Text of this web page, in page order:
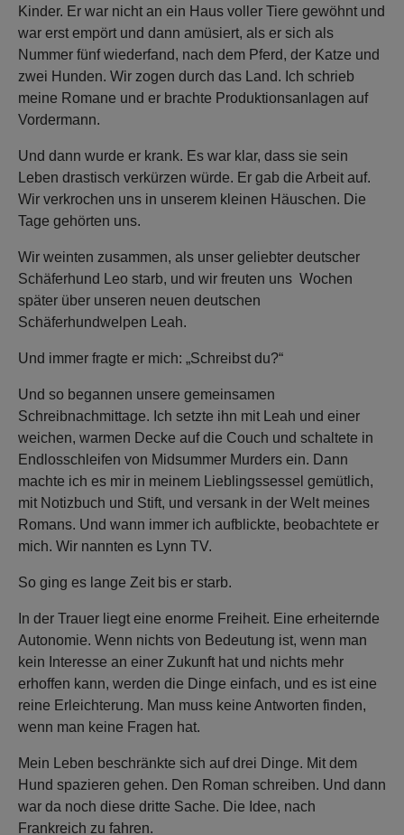
Kinder. Er war nicht an ein Haus voller Tiere gewöhnt und
war erst empört und dann amüsiert, als er sich als
Nummer fünf wiederfand, nach dem Pferd, der Katze und
zwei Hunden. Wir zogen durch das Land. Ich schrieb
meine Romane und er brachte Produktionsanlagen auf
Vordermann.
Und dann wurde er krank. Es war klar, dass sie sein
Leben drastisch verkürzen würde. Er gab die Arbeit auf.
Wir verkrochen uns in unserem kleinen Häuschen. Die
Tage gehörten uns.
Wir weinten zusammen, als unser geliebter deutscher
Schäferhund Leo starb, und wir freuten uns Wochen
später über unseren neuen deutschen
Schäferhundwelpen Leah.
Und immer fragte er mich: „Schreibst du?“
Und so begannen unsere gemeinsamen
Schreibnachmittage. Ich setzte ihn mit Leah und einer
weichen, warmen Decke auf die Couch und schaltete in
Endlosschleifen von Midsummer Murders ein. Dann
machte ich es mir in meinem Lieblingssessel gemütlich,
mit Notizbuch und Stift, und versank in der Welt meines
Romans. Und wann immer ich aufblickte, beobachtete er
mich. Wir nannten es Lynn TV.
So ging es lange Zeit bis er starb.
In der Trauer liegt eine enorme Freiheit. Eine erheiternde
Autonomie. Wenn nichts von Bedeutung ist, wenn man
kein Interesse an einer Zukunft hat und nichts mehr
erhoffen kann, werden die Dinge einfach, und es ist eine
reine Erleichterung. Man muss keine Antworten finden,
wenn man keine Fragen hat.
Mein Leben beschränkte sich auf drei Dinge. Mit dem
Hund spazieren gehen. Den Roman schreiben. Und dann
war da noch diese dritte Sache. Die Idee, nach
Frankreich zu fahren.